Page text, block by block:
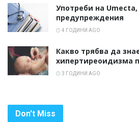
Употреби на
предупреждения
4 ГОДИНИ AGO
Какво трябва да
хипертиреоидизма
3 ГОДИНИ AGO
Don't Miss